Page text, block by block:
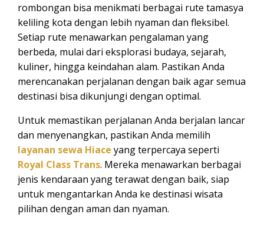
rombongan bisa menikmati berbagai rute tamasya
keliling kota dengan lebih nyaman dan fleksibel.
Setiap rute menawarkan pengalaman yang
berbeda, mulai dari eksplorasi budaya, sejarah,
kuliner, hingga keindahan alam. Pastikan Anda
merencanakan perjalanan dengan baik agar semua
destinasi bisa dikunjungi dengan optimal.
Untuk memastikan perjalanan Anda berjalan lancar
dan menyenangkan, pastikan Anda memilih
layanan sewa Hiace yang terpercaya seperti
Royal Class Trans. Mereka menawarkan berbagai
jenis kendaraan yang terawat dengan baik, siap
untuk mengantarkan Anda ke destinasi wisata
pilihan dengan aman dan nyaman.